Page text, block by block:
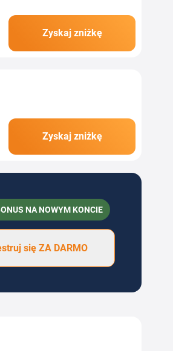
Zyskaj zniżkę
Zyskaj zniżkę
NA NOWYM KONCIE
się ZA DARMO